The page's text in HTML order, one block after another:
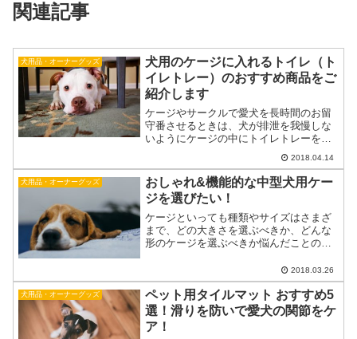
関連記事
犬用品・オーナーグッズ
犬用のケージに入れるトイレ（ト
イレトレー）のおすすめ商品をご
紹介します
ケージやサークルで愛犬を長時間のお留
守番させるときは、犬が排泄を我慢しな
いようにケージの中にトイレトレーを入
れて身体的なストレスをかけないような
環境をつくることが大切です。今回はケ
ージ、サークルに入れる犬用トイレ（ト
イレトレー）のおすすめの...
2018.04.14
犬用品・オーナーグッズ
おしゃれ&機能的な中型犬用ケー
ジを選びたい！
ケージといっても種類やサイズはさまざ
まで、どの大きさを選ぶべきか、どんな
形のケージを選ぶべきか悩んだことのあ
か？ケージという言葉は通販サイトの分
類では少し曖昧で、ケージ(ゲージ)、布ケ
ージ(ゲージ)、バリ...
2018.03.26
犬用品・オーナーグッズ
ペット用タイルマット おすすめ5
選！滑りを防いで愛犬の関節をケ
ア！